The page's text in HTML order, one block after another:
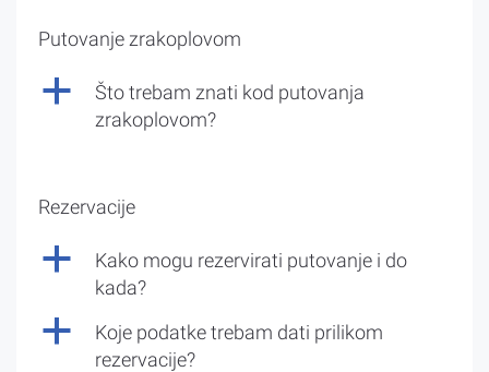
Putovanje zrakoplovom
a
Što trebam znati kod putovanja
zrakoplovom?
Rezervacije
a
Kako mogu rezervirati putovanje i do
kada?
a
Koje podatke trebam dati prilikom
rezervacije?